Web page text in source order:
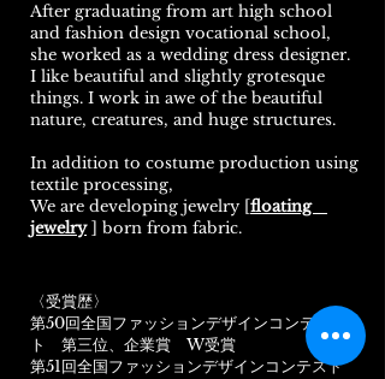
After graduating from art high school
and fashion design vocational school,
she worked as a wedding dress designer.
I like beautiful and slightly grotesque
things. I work in awe of the beautiful
nature, creatures, and huge structures.
In addition to costume production using
textile processing,
We are developing jewelry [floating
jewelry] born from fabric.
〈受賞歴〉
第50回全国ファッションデザインコンテス
ト 第三位、企業賞 W受賞
​第51回全国ファッションデザインコンテスト